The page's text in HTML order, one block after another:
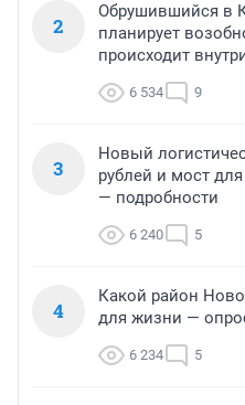
2
Обрушившийся в
планирует
происходит
6 534 9
3
Новый
рублей и мост
— подробности
6 240 5
4
Какой район
для жизни —
6 234 5